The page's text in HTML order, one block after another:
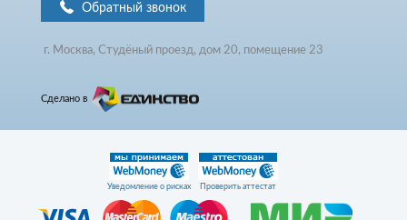
Обратный звонок
г. Москва, Студёный проезд, дом 20, помещение 23
Сделано в
Уведомление о рисках Проверить аттестат